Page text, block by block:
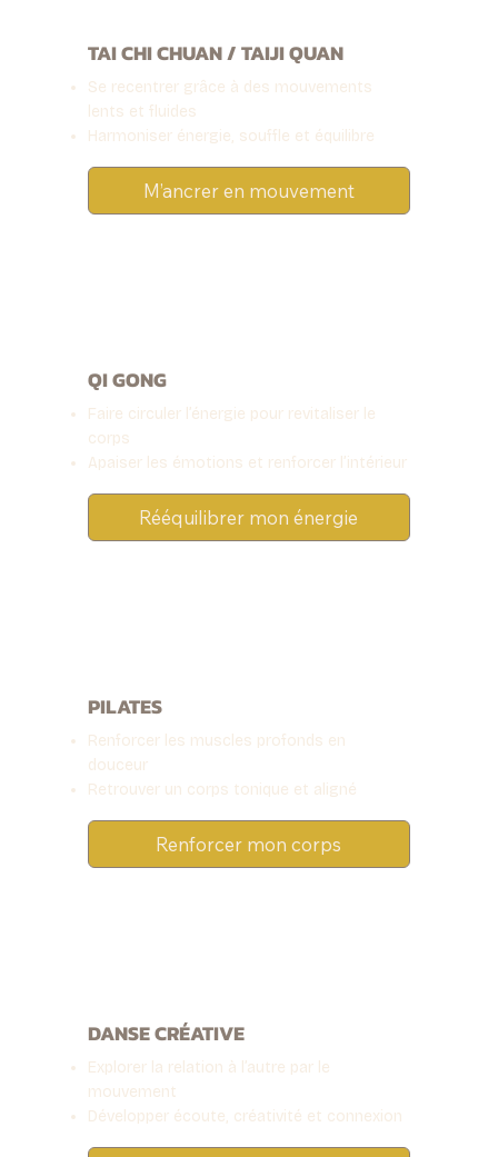
TAI CHI CHUAN / TAIJI QUAN
Se recentrer grâce à des mouvements
lents et fluides
Harmoniser énergie, souffle et équilibre
M’ancrer en mouvement
QI GONG
Faire circuler l’énergie pour revitaliser le
corps
Apaiser les émotions et renforcer l’intérieur
Rééquilibrer mon énergie
PILATES
Renforcer les muscles profonds en
douceur
Retrouver un corps tonique et aligné
Renforcer mon corps
DANSE CRÉATIVE
Explorer la relation à l’autre par le
mouvement
Développer écoute, créativité et connexion